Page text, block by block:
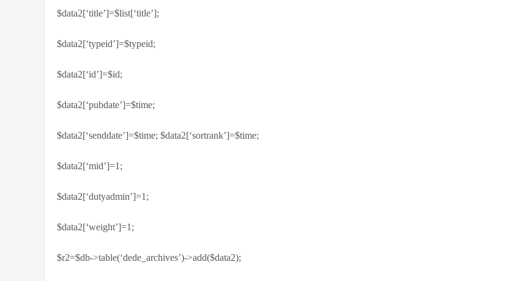
$data2[‘title’]=$list[‘title’];
$data2[‘typeid’]=$typeid;
$data2[‘id’]=$id;
$data2[‘pubdate’]=$time;
$data2[‘senddate’]=$time; $data2[‘sortrank’]=$time;
$data2[‘mid’]=1;
$data2[‘dutyadmin’]=1;
$data2[‘weight’]=1;
$r2=$db->table(‘dede_archives’)->add($data2);